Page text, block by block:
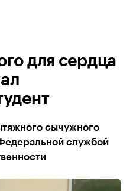
для сердца
сычужного
службой